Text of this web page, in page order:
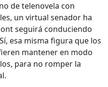
de telenovela con
un virtual senador ha
seguirá conduciendo
esa misma figura que los
mantener en modo
para no romper la